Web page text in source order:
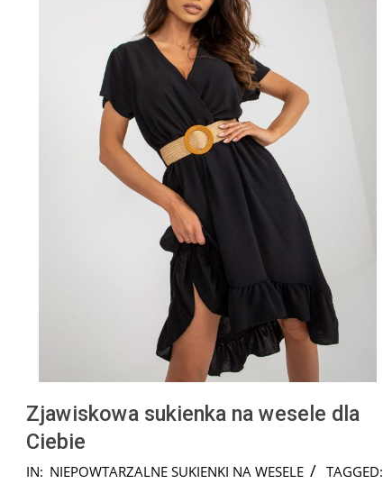
Zjawiskowa sukienka na wesele dla
Ciebie
2026-
IN: NIEPOWTARZALNE SUKIENKI NA WESELE
TAGGED: